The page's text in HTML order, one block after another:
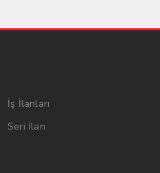
İş İlanları
Seri İlan